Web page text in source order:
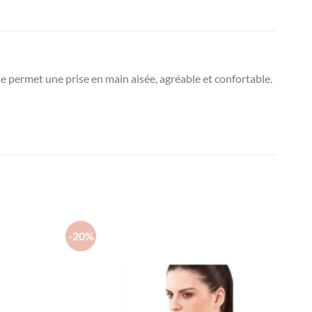
permet une prise en main aisée, agréable et confortable.
-20%